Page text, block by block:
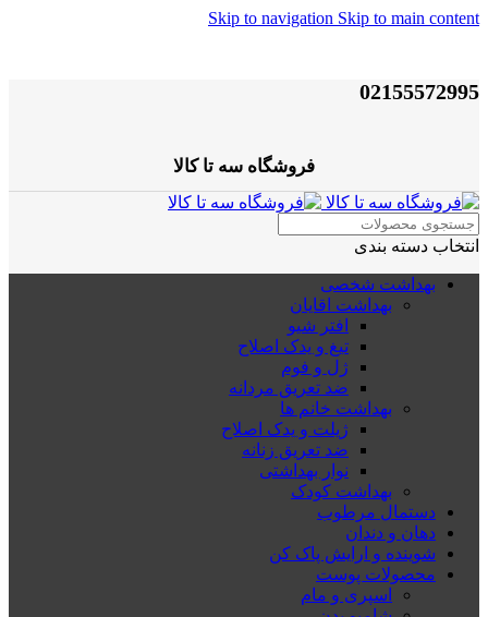
Skip to navigation Skip to main content
02155572995
فروشگاه سه تا کالا
انتخاب دسته بندی
بهداشت شخصی
بهداشت اقایان
افتر شیو
تیغ و یدک اصلاح
ژل و فوم
ضد تعریق مردانه
بهداشت خانم ها
ژیلت و یدک اصلاح
ضد تعریق زنانه
نوار بهداشتی
بهداشت کودک
دستمال مرطوب
دهان و دندان
شوینده و ارایش پاک کن
محصولات پوست
اسپری و مام